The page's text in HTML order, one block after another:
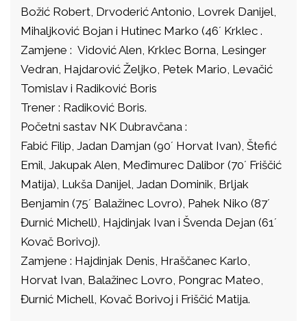
Božić Robert, Drvoderić Antonio, Lovrek Danijel,
Mihaljković Bojan i Hutinec Marko (46´ Krklec .
Zamjene : Vidović Alen, Krklec Borna, Lesinger
Vedran, Hajdarović Željko, Petek Mario, Levačić
Tomislav i Radiković Boris
Trener : Radiković Boris.
Početni sastav NK Dubravčana :
Fabić Filip, Jadan Damjan (90´ Horvat Ivan), Štefić
Emil, Jakupak Alen, Međimurec Dalibor (70´ Friščić
Matija), Lukša Danijel, Jadan Dominik, Brljak
Benjamin (75´ Balažinec Lovro), Pahek Niko (87´
Đurnić Michell), Hajdinjak Ivan i Švenda Dejan (61´
Kovač Borivoj).
Zamjene : Hajdinjak Denis, Hraščanec Karlo,
Horvat Ivan, Balažinec Lovro, Pongrac Mateo,
Đurnić Michell, Kovač Borivoj i Friščić Matija.